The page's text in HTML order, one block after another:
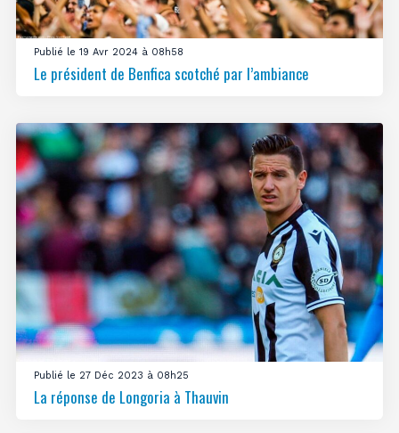
Publié le 19 Avr 2024 à 08h58
Le président de Benfica scotché par l’ambiance
Publié le 27 Déc 2023 à 08h25
La réponse de Longoria à Thauvin